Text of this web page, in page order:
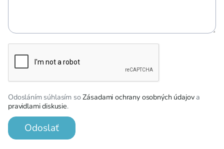
Odosláním súhlasím soZásadami ochrany osobných údajova
pravidlami diskusie.
Odoslať